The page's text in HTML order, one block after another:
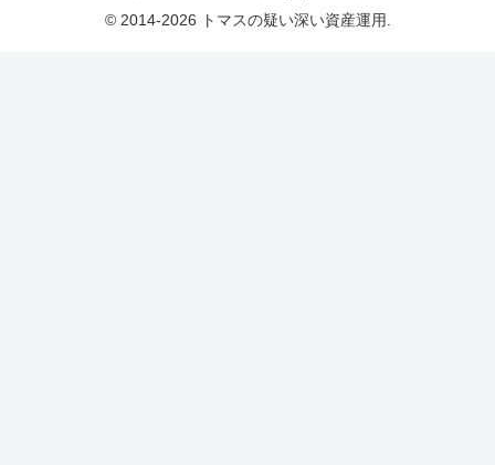
© 2014-2026 トマスの疑い深い資産運用.